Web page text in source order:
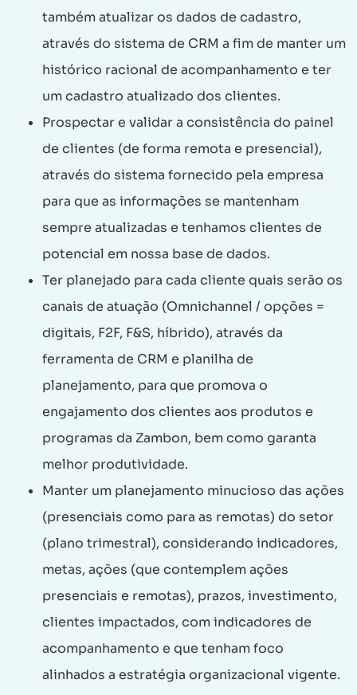
também atualizar os dados de cadastro,
através do sistema de CRM a fim de manter um
histórico racional de acompanhamento e ter
um cadastro atualizado dos clientes.
Prospectar e validar a consistência do painel
de clientes (de forma remota e presencial),
através do sistema fornecido pela empresa
para que as informações se mantenham
sempre atualizadas e tenhamos clientes de
potencial em nossa base de dados.
Ter planejado para cada cliente quais serão os
canais de atuação (Omnichannel / opções =
digitais, F2F, F&S, híbrido), através da
ferramenta de CRM e planilha de
planejamento, para que promova o
engajamento dos clientes aos produtos e
programas da Zambon, bem como garanta
melhor produtividade.
Manter um planejamento minucioso das ações
(presenciais como para as remotas) do setor
(plano trimestral), considerando indicadores,
metas, ações (que contemplem ações
presenciais e remotas), prazos, investimento,
clientes impactados, com indicadores de
acompanhamento e que tenham foco
alinhados a estratégia organizacional vigente.